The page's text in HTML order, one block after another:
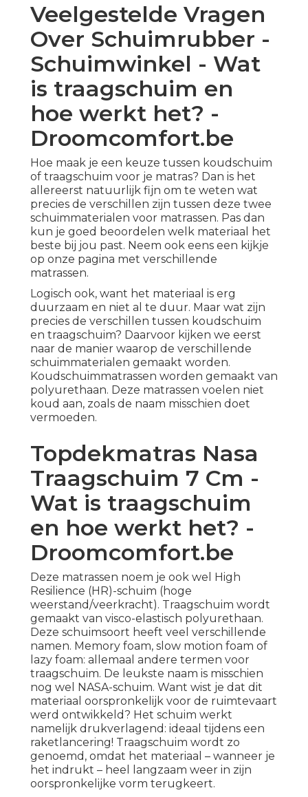
Veelgestelde Vragen
Over Schuimrubber -
Schuimwinkel - Wat
is traagschuim en
hoe werkt het? -
Droomcomfort.be
Hoe maak je een keuze tussen koudschuim
of traagschuim voor je matras? Dan is het
allereerst natuurlijk fijn om te weten wat
precies de verschillen zijn tussen deze twee
schuimmaterialen voor matrassen. Pas dan
kun je goed beoordelen welk materiaal het
beste bij jou past. Neem ook eens een kijkje
op onze pagina met verschillende
matrassen.
Logisch ook, want het materiaal is erg
duurzaam en niet al te duur. Maar wat zijn
precies de verschillen tussen koudschuim
en traagschuim? Daarvoor kijken we eerst
naar de manier waarop de verschillende
schuimmaterialen gemaakt worden.
Koudschuimmatrassen worden gemaakt van
polyurethaan. Deze matrassen voelen niet
koud aan, zoals de naam misschien doet
vermoeden.
Topdekmatras Nasa
Traagschuim 7 Cm -
Wat is traagschuim
en hoe werkt het? -
Droomcomfort.be
Deze matrassen noem je ook wel High
Resilience (HR)-schuim (hoge
weerstand/veerkracht). Traagschuim wordt
gemaakt van visco-elastisch polyurethaan.
Deze schuimsoort heeft veel verschillende
namen. Memory foam, slow motion foam of
lazy foam: allemaal andere termen voor
traagschuim. De leukste naam is misschien
nog wel NASA-schuim. Want wist je dat dit
materiaal oorspronkelijk voor de ruimtevaart
werd ontwikkeld? Het schuim werkt
namelijk drukverlagend: ideaal tijdens een
raketlancering! Traagschuim wordt zo
genoemd, omdat het materiaal – wanneer je
het indrukt – heel langzaam weer in zijn
oorspronkelijke vorm terugkeert.